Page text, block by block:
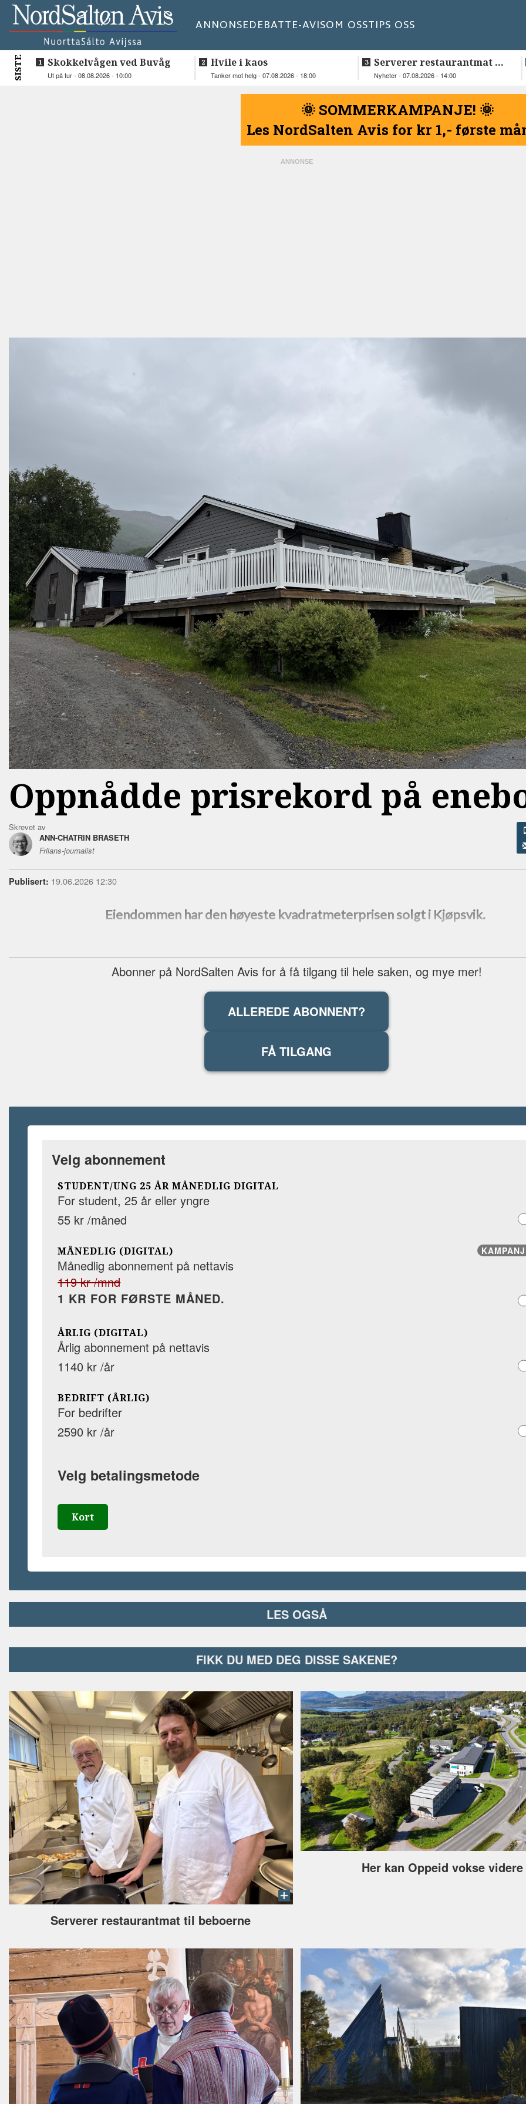
ANNONSEDEBATTE-AVISOM OSSTIPS OSS
SISTE Skokkelvågen ved Buvåg
Ut på tur - 08.08.2026 - 10:00
Hvile i kaos
Tanker mot helg - 07.08.2026 - 18:00
Serverer restaurantmat til
beboerne
Nyheter - 07.08.2026 - 14:00
🌞 SOMMERKAMPANJE! 🌞
Les NordSalten Avis for kr 1,- første
Oppnådde prisrekord på
Skrevet av
ANN-CHATRIN BRASETH
Frilans-journalist
Publisert: 19.06.2026 12:30
Eiendommen har den høyeste kvadratmeterprisen solgt i Kjøpsvik.
Abonner på NordSalten Avis for å få tilgang til hele saken, og mye mer!
ALLEREDE ABONNENT?
FÅ TILGANG
Velg abonnement
STUDENT/UNG 25 ÅR MÅNEDLIG DIGITAL
For student, 25 år eller yngre
55 kr /måned
MÅNEDLIG (DIGITAL)
Månedlig abonnement på nettavis
119 kr /mnd
1 KR FOR FØRSTE MÅNED.
ÅRLIG (DIGITAL)
Årlig abonnement på nettavis
1140 kr /år
BEDRIFT (ÅRLIG)
For bedrifter
2590 kr /år
Velg betalingsmetode
Kort
LES OGSÅ
FIKK DU MED DEG DISSE SAKENE?
Serverer restaurantmat til beboerne
Her kan Oppeid vokse videre